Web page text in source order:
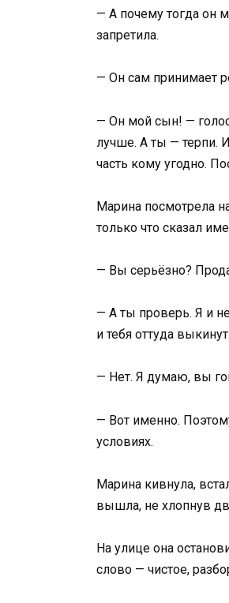
— А почему тогда он
запретила.
— Он сам принимает
— Он мой сын! —
лучше. А ты — терпи.
часть кому угодно.
Марина посмотрела
только что сказал
— Вы серьёзно?
— А ты проверь. Я и
и тебя оттуда
— Нет. Я думаю, вы
— Вот именно.
условиях.
Марина кивнула,
вышла, не хлопнув
На улице она
слово — чистое,